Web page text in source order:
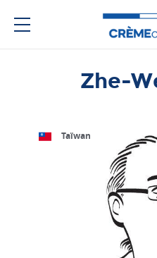
Zhe-
Taïwan